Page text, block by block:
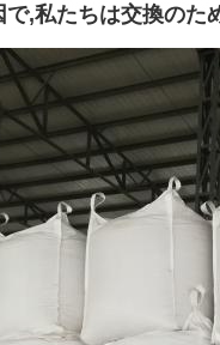
,私たちは交換の